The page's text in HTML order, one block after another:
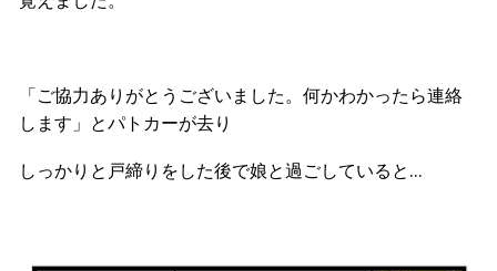
「ご協力ありがとうございました。何かわかったら連絡
します」とパトカーが去り
しっかりと戸締りをした後で娘と過ごしていると…